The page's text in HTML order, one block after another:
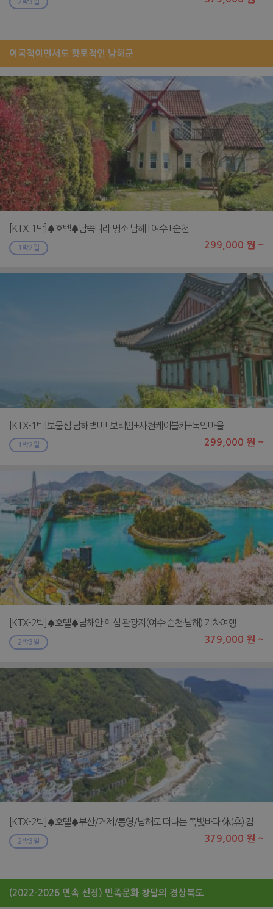
2박3일
이국적이면서도 향토적인 남해군
[KTX-1박]♠호텔♠남쪽나라 명소 남해+여수+순천
1박2일 299,000 원 ~
[KTX-1박]보물섬 남해별미! 보리암+사천케이블카+독일마을
1박2일 299,000 원 ~
[KTX-2박]♠호텔♠남해안 핵심 관광지(여수·순천·남해) 기차여행
2박3일 379,000 원 ~
[KTX-2박]♠호텔♠부산/거제/통영/남해로 떠나는 쪽빛바다 休(휴) 감성여행
2박3일 379,000 원 ~
(2022-2026 연속 선정) 민족문화 창달의 경상북도